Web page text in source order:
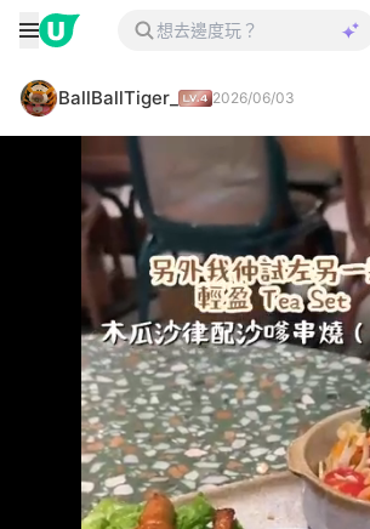
BallBallTiger_ 2026/06/03